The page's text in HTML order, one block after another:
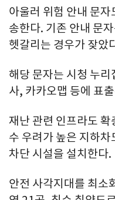
아울러 위험 안내 문
송한다. 기존 안내 문
헷갈리는 경우가 잦았
해당 문자는 시청 누
사, 카카오맵 등에 표
재난 관련 인프라도 확
수 우려가 높은 지하
차단 시설을 설치한다.
안전 사각지대를 최소